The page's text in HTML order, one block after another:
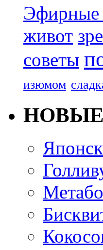
Эфирные
живот
советы
изюмом